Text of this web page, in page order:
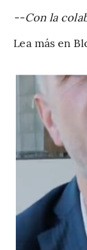
--Con la
Lea más en